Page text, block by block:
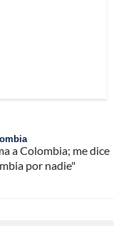
a Colombia; me dice
por nadie"